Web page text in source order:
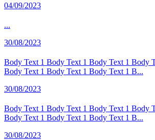
04/09/2023
...
30/08/2023
Body Text 1 Body Text 1 Body Text 1 Body
Body Text 1 Body Text 1 Body Text 1 B...
30/08/2023
Body Text 1 Body Text 1 Body Text 1 Body
Body Text 1 Body Text 1 Body Text 1 B...
30/08/2023